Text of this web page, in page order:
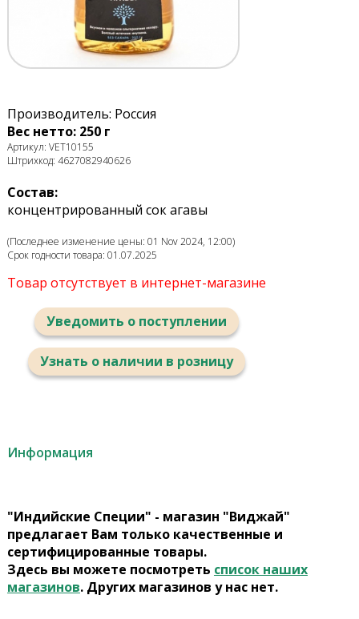
Производитель: Россия
Вес нетто: 250 г
Артикул: VET10155
Штрихкод: 4627082940626
Состав:
концентрированный сок агавы
(Последнее изменение цены: 01 Nov 2024, 12:00)
Срок годности товара: 01.07.2025
Товар отсутствует в интернет-магазине
Уведомить о поступлении
Узнать о наличии в розницу
Информация
"Индийские Специи" - магазин "Виджай"
предлагает Вам только качественные и
сертифицированные товары.
Здесь вы можете посмотреть список наших
магазинов. Других магазинов у нас нет.